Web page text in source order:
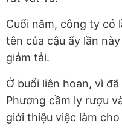
Cuối năm, công ty có
tên của cậu ấy lần
giảm tải.
Ở buổi liên hoan, vì
Phương cầm ly rượu
giới thiệu việc làm cho